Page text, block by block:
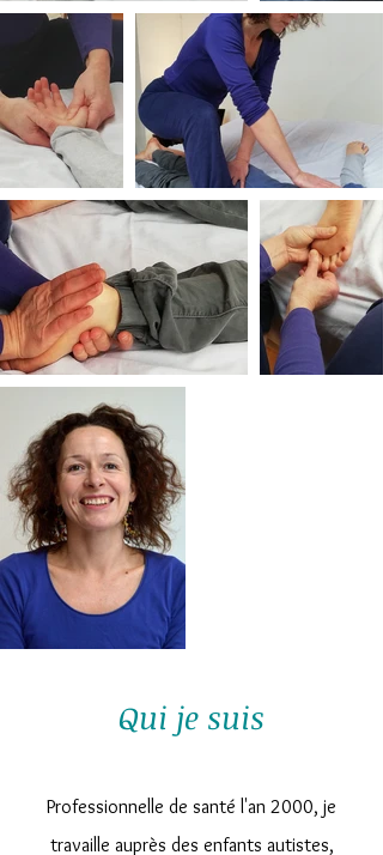
Qui je suis
Professionnelle de santé l'an 2000, je
travaille auprès des enfants autistes,